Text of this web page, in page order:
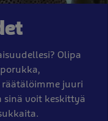
Olipa
juuri
sinä voit keskittyä